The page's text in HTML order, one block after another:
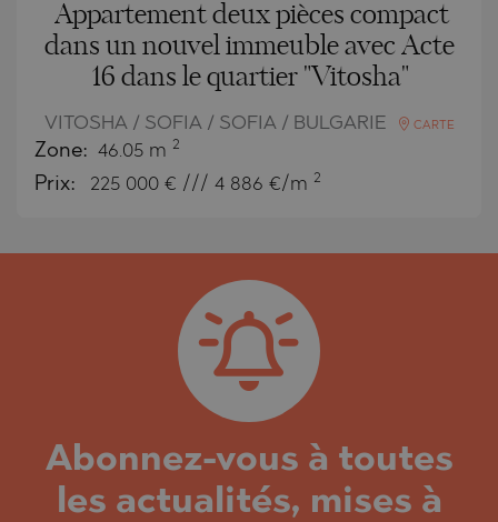
Appartement deux pièces compact
dans un nouvel immeuble avec Acte
16 dans le quartier "Vitosha"
VITOSHA / SOFIA / SOFIA / BULGARIE CARTE
Zone: 46.05 m 2
Prix: 225 000 € /// 4 886 €/m 2
Abonnez-vous à toutes
les actualités, mises à